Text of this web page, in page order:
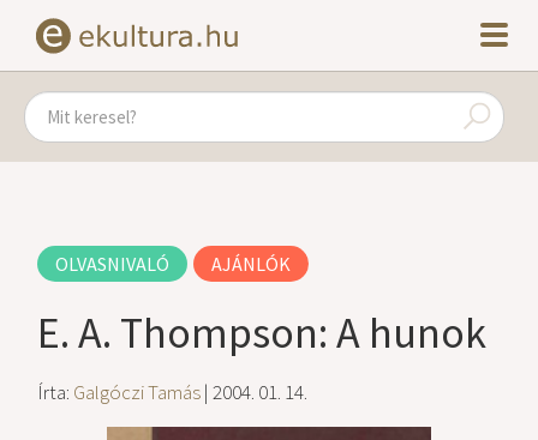
OLVASNIVALÓ AJÁNLÓK
E. A. Thompson: A hunok
Írta: Galgóczi Tamás| 2004. 01. 14.